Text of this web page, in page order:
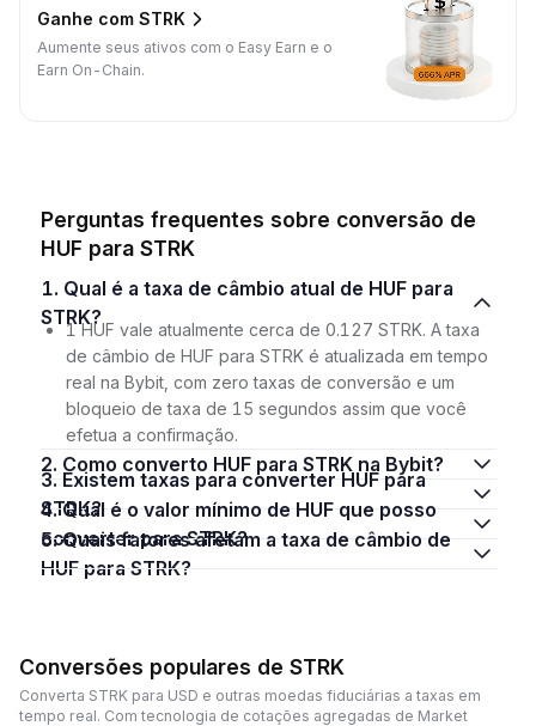
Ganhe com STRK
Aumente seus ativos com o Easy Earn e o
Earn On-Chain.
Perguntas frequentes sobre conversão de
HUF para STRK
1. Qual é a taxa de câmbio atual de HUF para
STRK?
1 HUF vale atualmente cerca de 0.127 STRK. A taxa
de câmbio de HUF para STRK é atualizada em tempo
real na Bybit, com zero taxas de conversão e um
bloqueio de taxa de 15 segundos assim que você
efetua a confirmação.
2. Como converto HUF para STRK na Bybit?
3. Existem taxas para converter HUF para
STRK?
4. Qual é o valor mínimo de HUF que posso
converter para STRK?
5. Quais fatores afetam a taxa de câmbio de
HUF para STRK?
Conversões populares de STRK
Converta STRK para USD e outras moedas fiduciárias a taxas em
tempo real. Com tecnologia de cotações agregadas de Market